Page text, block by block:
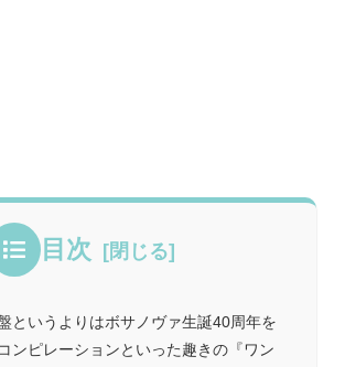
目次
というよりはボサノヴァ生誕40周年を
ンピレーションといった趣きの『ワン